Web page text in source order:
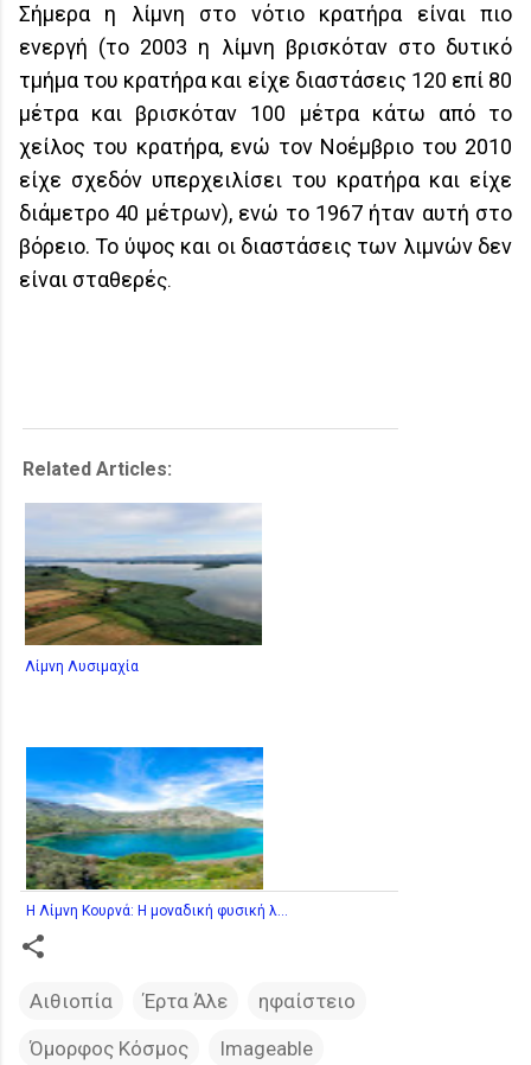
Σήμερα η λίμνη στο νότιο κρατήρα είναι πιο
ενεργή (το 2003 η λίμνη βρισκόταν στο δυτικό
τμήμα του κρατήρα και είχε διαστάσεις 120 επί 80
μέτρα και βρισκόταν 100 μέτρα κάτω από το
χείλος του κρατήρα, ενώ τον Νοέμβριο του 2010
είχε σχεδόν υπερχειλίσει του κρατήρα και είχε
διάμετρο 40 μέτρων), ενώ το 1967 ήταν αυτή στο
βόρειο. Το ύψος και οι διαστάσεις των λιμνών δεν
είναι σταθερές.
Related Articles:
Λίμνη Λυσιμαχία
Η Λίμνη Κουρνά: Η μοναδική φυσική λ...
Αιθιοπία Έρτα Άλε
ηφαίστειο
Όμορφος Κόσμος
Imageable